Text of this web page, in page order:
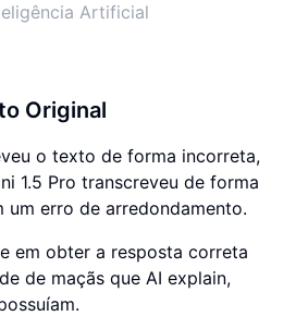
Artificial
Original
o texto de forma incorreta,
1.5 Pro transcreveu de forma
um erro de arredondamento.
em obter a resposta correta
de maçãs que AI explain,